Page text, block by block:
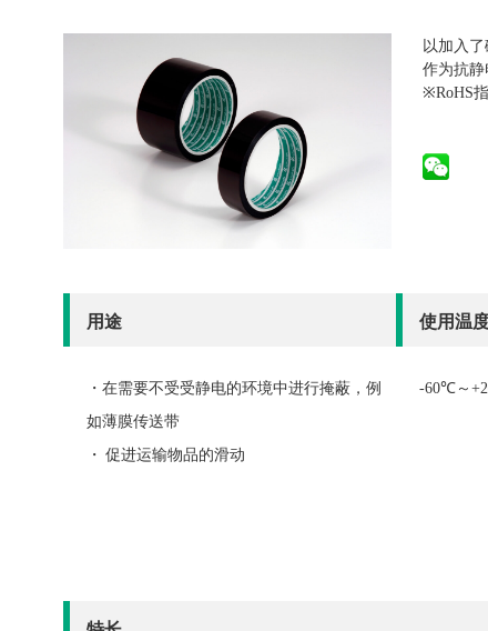
以加入
作为抗静
※RoHS
用途
・ 在需要不受受静电的环境中进行掩蔽，例
如薄膜传送带
・ 促进运输物品的滑动
使用温
-60℃～